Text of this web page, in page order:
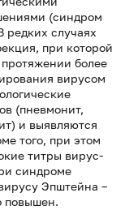
(синдром
редких случаях
при которой
более
вирусом
(пневмонит,
и выявляются
того, при этом
титры вирус-
синдроме
Эпштейна –
повышен.